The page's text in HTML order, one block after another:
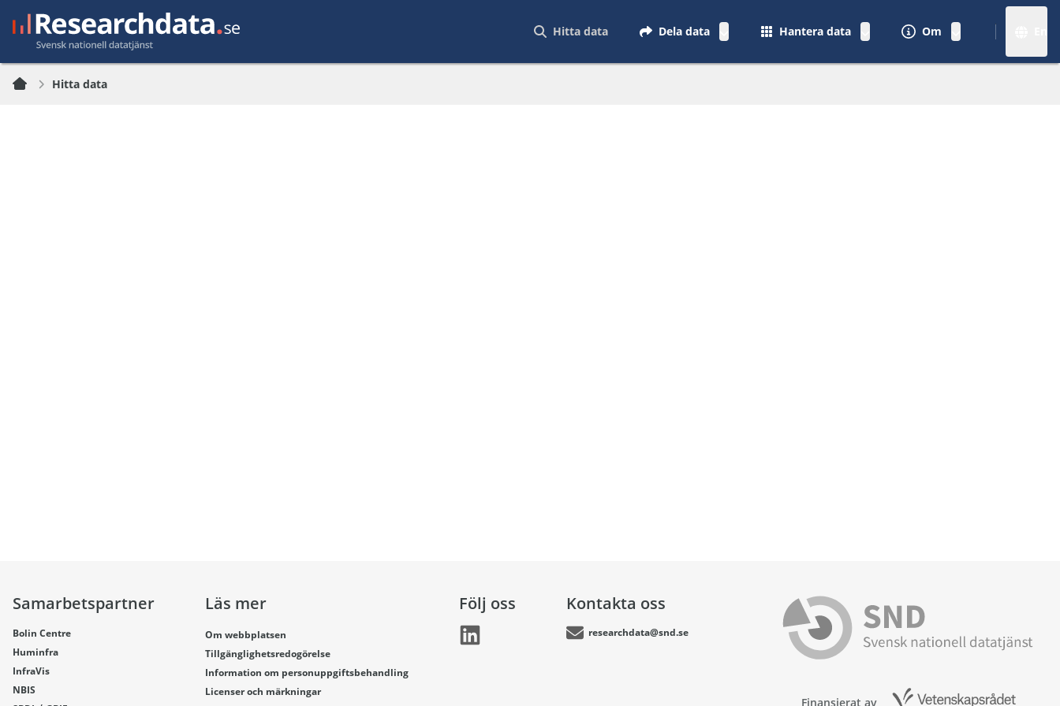
Hitta data Dela data Hantera data Om
Hitta data
Samarbetspartner
Bolin Centre
Huminfra
InfraVis
NBIS
Läs mer
Om webbplatsen
Tillgänglighetsredogörelse
Information om personuppgiftsbehandling
Licenser och märkningar
Följ oss Kontakta oss
researchdata@snd.se
Finansierat av